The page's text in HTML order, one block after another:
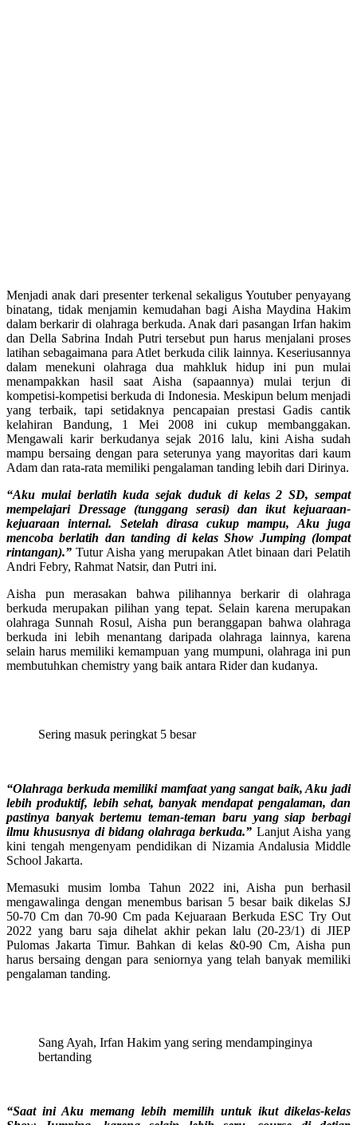
Menjadi anak dari presenter terkenal sekaligus Youtuber penyayang
binatang, tidak menjamin kemudahan bagi Aisha Maydina Hakim
dalam berkarir di olahraga berkuda. Anak dari pasangan Irfan hakim
dan Della Sabrina Indah Putri tersebut pun harus menjalani proses
latihan sebagaimana para Atlet berkuda cilik lainnya. Keseriusannya
dalam menekuni olahraga dua mahkluk hidup ini pun mulai
menampakkan hasil saat Aisha (sapaannya) mulai terjun di
kompetisi-kompetisi berkuda di Indonesia. Meskipun belum menjadi
yang terbaik, tapi setidaknya pencapaian prestasi Gadis cantik
kelahiran Bandung, 1 Mei 2008 ini cukup membanggakan.
Mengawali karir berkudanya sejak 2016 lalu, kini Aisha sudah
mampu bersaing dengan para seterunya yang mayoritas dari kaum
Adam dan rata-rata memiliki pengalaman tanding lebih dari Dirinya.
“Aku mulai berlatih kuda sejak duduk di kelas 2 SD, sempat
mempelajari Dressage (tunggang serasi) dan ikut kejuaraan-
kejuaraan internal. Setelah dirasa cukup mampu, Aku juga
mencoba berlatih dan tanding di kelas Show Jumping (lompat
rintangan).” Tutur Aisha yang merupakan Atlet binaan dari Pelatih
Andri Febry, Rahmat Natsir, dan Putri ini.
Aisha pun merasakan bahwa pilihannya berkarir di olahraga
berkuda merupakan pilihan yang tepat. Selain karena merupakan
olahraga Sunnah Rosul, Aisha pun beranggapan bahwa olahraga
berkuda ini lebih menantang daripada olahraga lainnya, karena
selain harus memiliki kemampuan yang mumpuni, olahraga ini pun
membutuhkan chemistry yang baik antara Rider dan kudanya.
Sering masuk peringkat 5 besar
“Olahraga berkuda memiliki mamfaat yang sangat baik, Aku jadi
lebih produktif, lebih sehat, banyak mendapat pengalaman, dan
pastinya banyak bertemu teman-teman baru yang siap berbagi
ilmu khususnya di bidang olahraga berkuda.” Lanjut Aisha yang
kini tengah mengenyam pendidikan di Nizamia Andalusia Middle
School Jakarta.
Memasuki musim lomba Tahun 2022 ini, Aisha pun berhasil
mengawalinga dengan menembus barisan 5 besar baik dikelas SJ
50-70 Cm dan 70-90 Cm pada Kejuaraan Berkuda ESC Try Out
2022 yang baru saja dihelat akhir pekan lalu (20-23/1) di JIEP
Pulomas Jakarta Timur. Bahkan di kelas &0-90 Cm, Aisha pun
harus bersaing dengan para seniornya yang telah banyak memiliki
pengalaman tanding.
Sang Ayah, Irfan Hakim yang sering mendampinginya
bertanding
“Saat ini Aku memang lebih memilih untuk ikut dikelas-kelas